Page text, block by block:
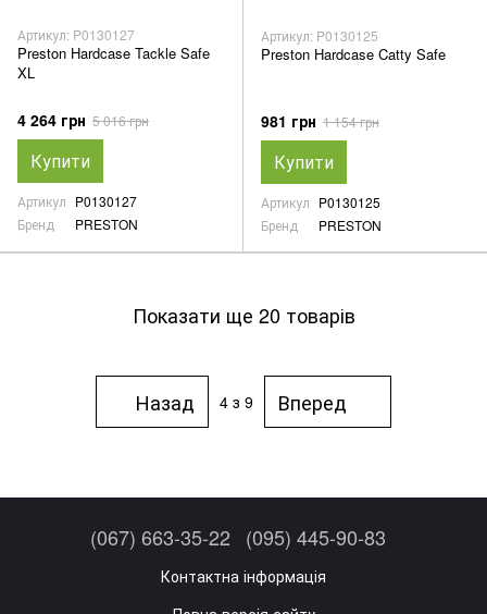
Артикул: P0130127
Preston Hardcase Tackle Safe
XL
4 264 грн 5 016 грн
Купити
Артикул P0130127
Бренд
PRESTON
Артикул: P0130125
Preston Hardcase Catty Safe
981 грн 1 154 грн
Купити
Артикул P0130125
Бренд
PRESTON
Показати ще 20 товарів
Назад 4 з 9 Вперед
(067) 663-35-22 (095) 445-90-83
Контактна інформація